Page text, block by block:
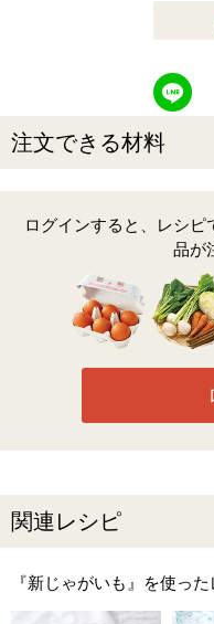
注文できる材料
ログインすると、レシ
品が
関連レシピ
『新じゃがいも』を使っ